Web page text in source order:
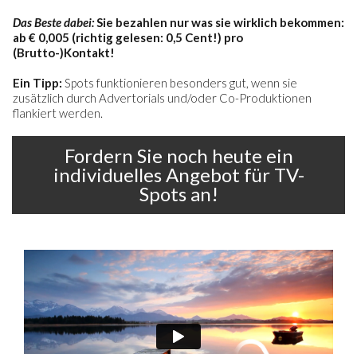
Das Beste dabei:Sie bezahlen nur was sie wirklich bekommen:
ab € 0,005 (richtig gelesen: 0,5 Cent!) pro
(Brutto-)Kontakt!
Ein Tipp: Spots funktionieren besonders gut, wenn sie
zusätzlich durch Advertorials und/oder Co-Produktionen
flankiert werden.
Fordern Sie noch heute ein
individuelles Angebot für TV-
Spots an!